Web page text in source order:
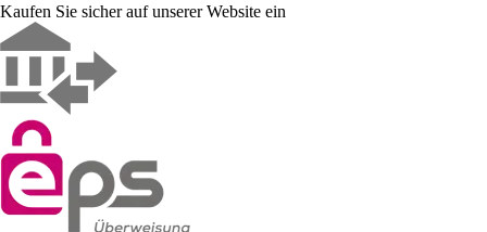
Kaufen Sie sicher auf unserer Website ein